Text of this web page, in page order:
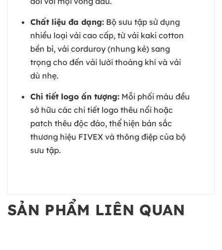
Chất liệu đa dạng: Bộ sưu tập sử dụng
nhiều loại vải cao cấp, từ vải kaki cotton
bền bỉ, vải corduroy (nhung kẻ) sang
trọng cho đến vải lưới thoáng khí và vải
dù nhẹ.
Chi tiết logo ấn tượng: Mỗi phối màu đều
sở hữu các chi tiết logo thêu nổi hoặc
patch thêu độc đáo, thể hiện bản sắc
thương hiệu FIVEX và thông điệp của bộ
sưu tập.
SẢN PHẨM LIÊN QUAN